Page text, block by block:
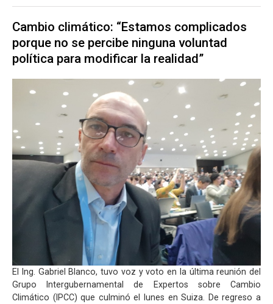
Cambio climático: “Estamos complicados
porque no se percibe ninguna voluntad
política para modificar la realidad”
El Ing. Gabriel Blanco, tuvo voz y voto en la última reunión del
Grupo Intergubernamental de Expertos sobre Cambio
Climático (IPCC) que culminó el lunes en Suiza. De regreso a